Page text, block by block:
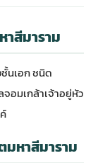
สีมาราม
นเอก ชนิด
อมเกล้าเจ้าอยู่หัว
หาสีมาราม